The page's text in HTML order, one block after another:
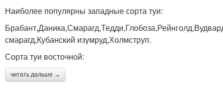
Наиболее популярны западные сорта туи:
смарагд,Кубанский изумруд,Холмструп.
Сорта туи восточной:
читать дальше →